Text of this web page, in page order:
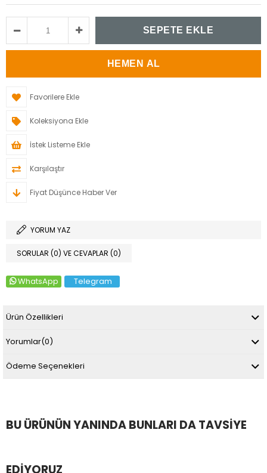
Favorilere Ekle
Koleksiyona Ekle
İstek Listeme Ekle
Karşılaştır
Fiyat Düşünce Haber Ver
YORUM YAZ
SORULAR (0) VE CEVAPLAR (0)
WhatsApp Telegram
Ürün Özellikleri
Yorumlar(0)
Ödeme Seçenekleri
BU ÜRÜNÜN YANINDA BUNLARI DA TAVSIYE
EDIYORUZ